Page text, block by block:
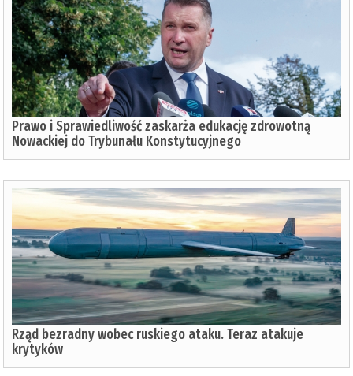
Prawo i Sprawiedliwość zaskarża edukację zdrowotną
Nowackiej do Trybunału Konstytucyjnego
Rząd bezradny wobec ruskiego ataku. Teraz atakuje
krytyków